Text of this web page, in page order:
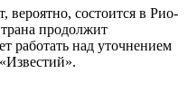
вероятно, состоится в Рио-
продолжит
работать над уточнением